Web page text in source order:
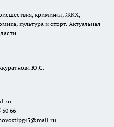
криминал, ЖКХ,
культура и спорт. Актуальная
Ю.С.
50 66